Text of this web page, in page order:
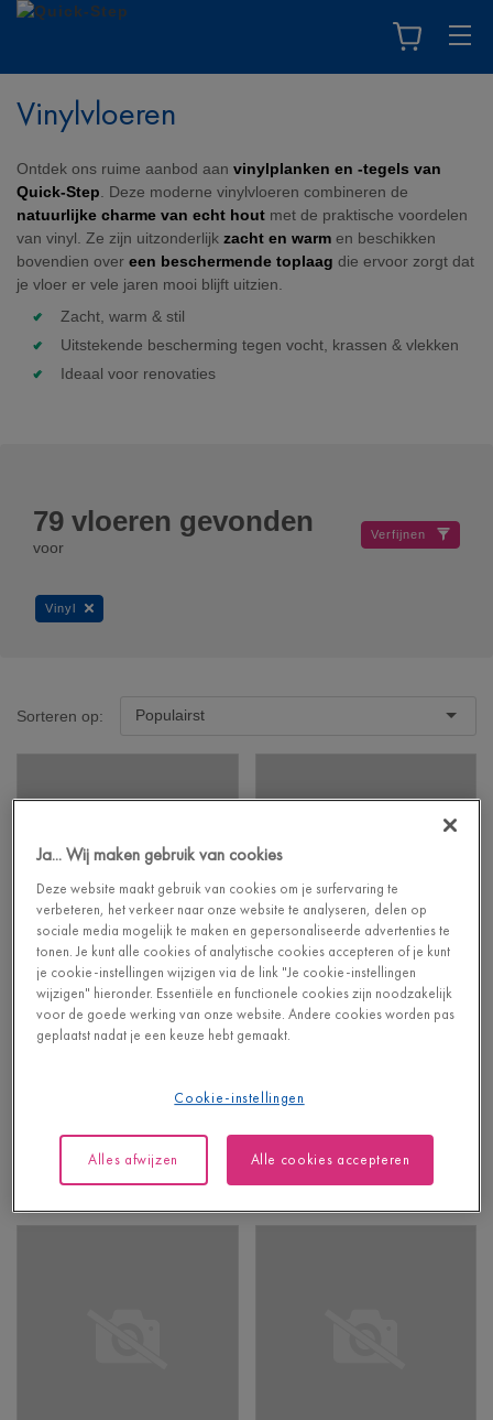
Vinylvloeren
Ontdek ons ruime aanbod aan vinylplanken en -tegels van
Quick-Step . Deze moderne vinylvloeren combineren de
natuurlijke charme van echt hout met de praktische voordelen
van vinyl. Ze zijn uitzonderlijk zacht en warm en beschikken
bovendien over een beschermende toplaag die ervoor zorgt dat
je vloer er vele jaren mooi blijft uitzien.
Zacht, warm & stil
Uitstekende bescherming tegen vocht, krassen & vlekken
Ideaal voor renovaties
79 vloeren gevonden
voor
Verfijnen
Vinyl
Sorteren op: Populairst
Canyon eik natuur
VINYL - BLOS
Met geïntegreerde
52,95
Adviesprijs (incl. btw)
Meer info
Peperkoek eik
ondervloer
Adviesprijs (incl. btw)
Meer info
Ja... Wij maken gebruik van cookies
Deze website maakt gebruik van cookies om je surfervaring te
verbeteren, het verkeer naar onze website te analyseren, delen op
sociale media mogelijk te maken en gepersonaliseerde advertenties te
tonen. Je kunt alle cookies of analytische cookies accepteren of je kunt
je cookie-instellingen wijzigen via de link "Je cookie-instellingen
wijzigen" hieronder. Essentiële en functionele cookies zijn noodzakelijk
voor de goede werking van onze website. Andere cookies worden pas
geplaatst nadat je een keuze hebt gemaakt.
Cookie-instellingen
Alles afwijzen Alle cookies accepteren